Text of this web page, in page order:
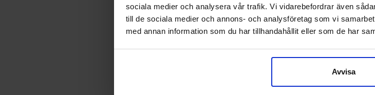
sociala medier och analysera vår trafik. Vi vidarebefordrar även
till de sociala medier och annons- och analysföretag som vi
med annan information som du har tillhandahållit eller som de har
Avvisa
Mortal Kombat Legacy Kollection
Onimusha Way of the
838 SEK